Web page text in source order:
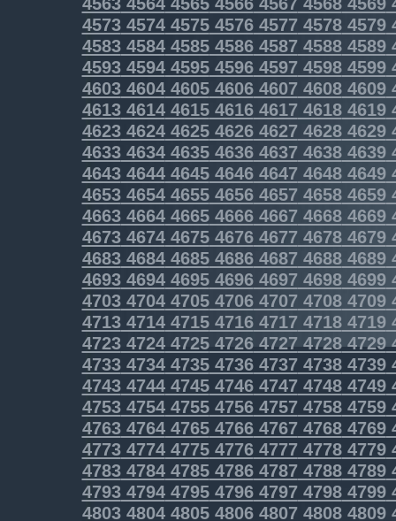
4573457445754576457745784579
4583458445854586458745884589
4593459445954596459745984599
46034604460546064607 46084609
46134614461546164617 46184619
46234624462546264627 46284629
4633463446354636463746384639
4643464446454646464746484649
4653465446554656465746584659
46634664466546664667 46684669
46734674467546764677 46784679
46834684468546864687 46884689
46934694469546964697 46984699
47034704470547064707 47084709
47134714471547164717 47184719
4723472447254726472747284729
4733473447354736473747384739
4743474447454746474747484749
4753475447554756475747584759
4763476447654766476747684769
4773477447754776477747784779
4783478447854786478747884789
4793479447954796479747984799
4803480448054806480748084809